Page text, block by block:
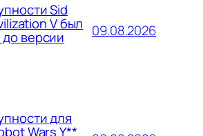
Sid
V был
версии 09.08.2026
для
Wars Y**